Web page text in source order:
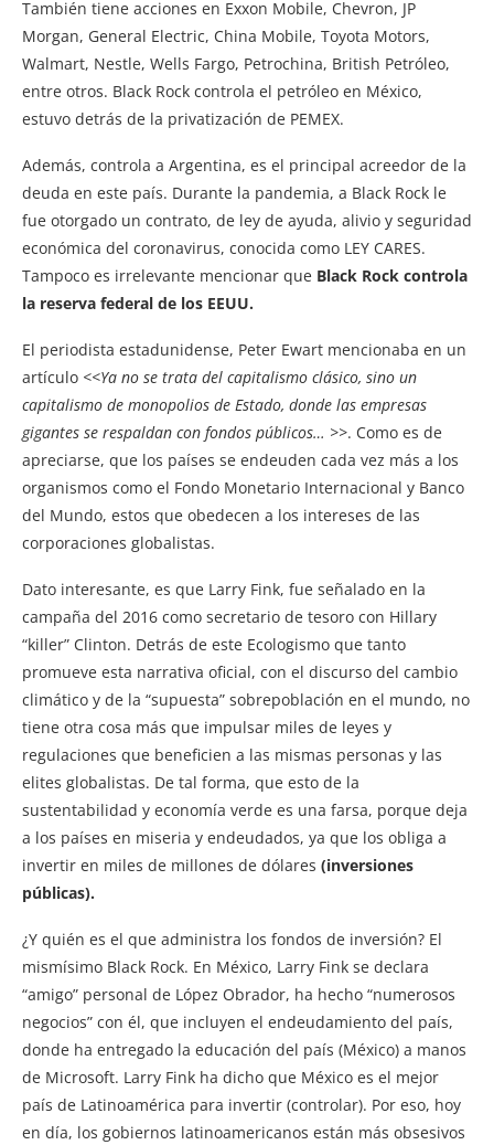
También tiene acciones en Exxon Mobile, Chevron, JP
Morgan, General Electric, China Mobile, Toyota Motors,
Walmart, Nestle, Wells Fargo, Petrochina, British Petróleo,
entre otros. Black Rock controla el petróleo en México,
estuvo detrás de la privatización de PEMEX.
Además, controla a Argentina, es el principal acreedor de la
deuda en este país. Durante la pandemia, a Black Rock le
fue otorgado un contrato, de ley de ayuda, alivio y seguridad
económica del coronavirus, conocida como LEY CARES.
Tampoco es irrelevante mencionar que Black Rock controla
la reserva federal de los EEUU.
El periodista estadunidense, Peter Ewart mencionaba en un
artículo <<Ya no se trata del capitalismo clásico, sino un
capitalismo de monopolios de Estado, donde las empresas
gigantes se respaldan con fondos públicos… >>. Como es de
apreciarse, que los países se endeuden cada vez más a los
organismos como el Fondo Monetario Internacional y Banco
del Mundo, estos que obedecen a los intereses de las
corporaciones globalistas.
Dato interesante, es que Larry Fink, fue señalado en la
campaña del 2016 como secretario de tesoro con Hillary
“killer” Clinton. Detrás de este Ecologismo que tanto
promueve esta narrativa oficial, con el discurso del cambio
climático y de la “supuesta” sobrepoblación en el mundo, no
tiene otra cosa más que impulsar miles de leyes y
regulaciones que beneficien a las mismas personas y las
elites globalistas. De tal forma, que esto de la
sustentabilidad y economía verde es una farsa, porque deja
a los países en miseria y endeudados, ya que los obliga a
invertir en miles de millones de dólares (inversiones
públicas).
¿Y quién es el que administra los fondos de inversión? El
mismísimo Black Rock. En México, Larry Fink se declara
“amigo” personal de López Obrador, ha hecho “numerosos
negocios” con él, que incluyen el endeudamiento del país,
donde ha entregado la educación del país (México) a manos
de Microsoft. Larry Fink ha dicho que México es el mejor
país de Latinoamérica para invertir (controlar). Por eso, hoy
en día, los gobiernos latinoamericanos están más obsesivos